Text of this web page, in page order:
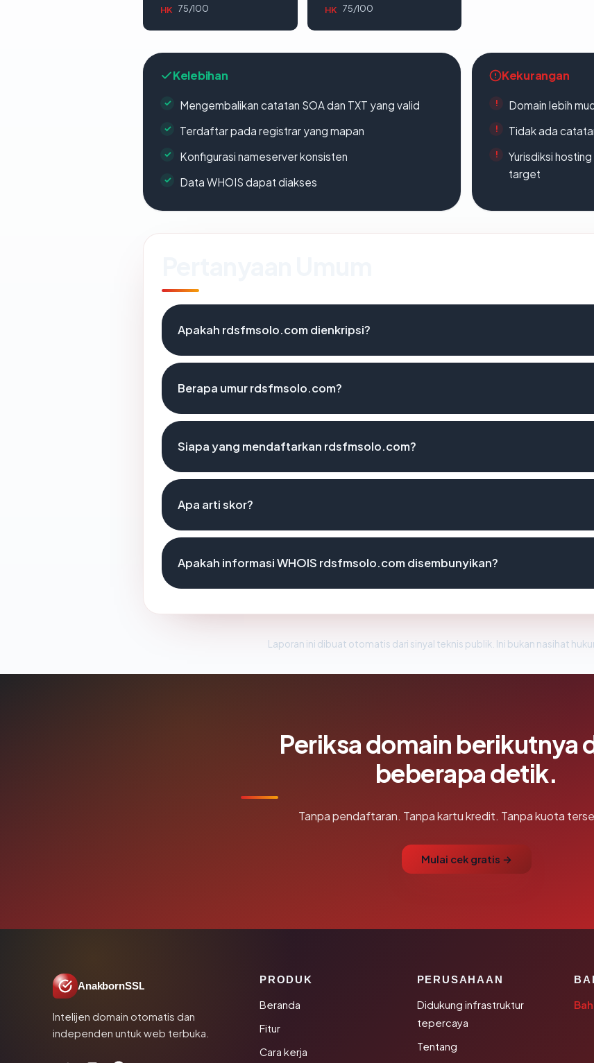
HK 75/100 HK 75/100
Kelebihan
Mengembalikan catatan SOA dan TXT yang valid
Terdaftar pada registrar yang mapan
Konfigurasi nameserver konsisten
Data WHOIS dapat diakses
Kekurangan
Domain lebih
Tidak ada
Yurisdiksi
target
Apakah rdsfmsolo.com dienkripsi?
Berapa umur rdsfmsolo.com?
Siapa yang mendaftarkan rdsfmsolo.com?
Apa arti skor?
Apakah informasi WHOIS rdsfmsolo.com disembunyikan?
Laporan ini dibuat otomatis dari sinyal teknis publik. Ini bukan nasihat
Periksa domain berikutnya
beberapa detik.
Tanpa pendaftaran. Tanpa kartu kredit. Tanpa kuota
Mulai cek gratis →
AnakbornSSL
Intelijen domain otomatis dan
independen untuk web terbuka.
PRODUK
Beranda
Fitur
Cara kerja
PERUSAHAAN
Didukung infrastruktur
tepercaya
Tentang